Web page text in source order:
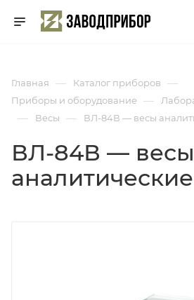
Главная — Каталог приборов —
Приборы и оборудование —
— Весы — ВЛ-84В — весы
ВЛ-84В — весы
аналитические